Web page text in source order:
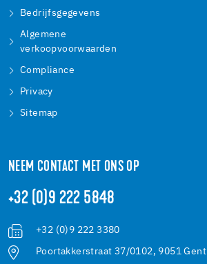
Bedrijfsgegevens
Algemene
verkoopvoorwaarden
Compliance
Privacy
Sitemap
NEEM CONTACT MET ONS OP
+32 (0)9 222 5848
+32 (0)9 222 3380
Poortakkerstraat 37/0102, 9051 Gent